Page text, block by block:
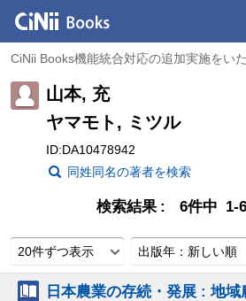
CiNii Books機能統合対応の追加実施をい
山本, 充
ヤマモト, ミツル
ID:DA10478942
同姓同名の著者を検索
検索結果 6件中 1-
20件ずつ表示 出版年：新しい順
日本農業の存続・発展 : 地域